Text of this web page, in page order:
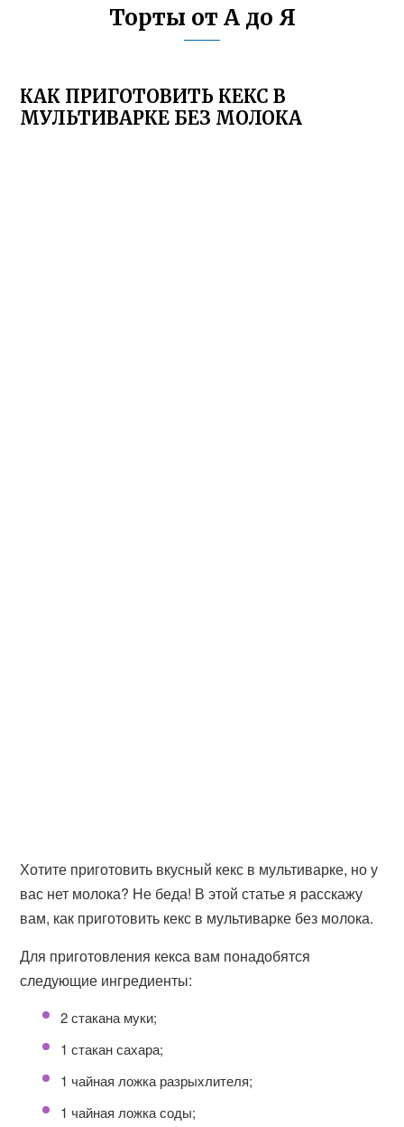
Торты от А до Я
КАК ПРИГОТОВИТЬ КЕКС В
МУЛЬТИВАРКЕ БЕЗ МОЛОКА
Хотите приготовить вкусный кекс в мультиварке, но у
вас нет молока? Не беда! В этой статье я расскажу
вам, как приготовить кекс в мультиварке без молока.
Для приготовления кекcа вам понадобятся
следующие ингредиенты:
2 стакана муки;
1 стакан сахара;
1 чайная ложка разрыхлителя;
1 чайная ложка соды;